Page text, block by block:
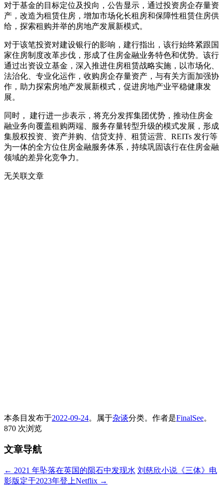
对于基金的目标定位及投向，公告显示，通过投资房企存量资
产，改造为租赁住房，增加市场化长租房和保障性租赁住房供
给，探索租购并举的房地产发展新模式。
对于该笔投资对建设银行的影响，建行指出，该行始终紧跟国
家住房制度改革步伐，形成了住房金融业务特色和优势。该行
通过出资设立基金，深入推进住房租赁战略实施，以市场化、
法治化、专业化运作，收购房企存量资产，与有关方面加强协
作，助力探索房地产发展新模式，促进房地产业平稳健康发
展。
同时， 建行进一步表示，将充分发挥集团优势，推动住房金
融业务向覆盖租购两端、服务存量转型升级的模式发展，形成
集股权投资、资产并购、信贷支持、租赁运营、REITs 发行等
为一体的全方位住房金融服务体系，持续巩固该行在住房金融
领域的差异化竞争力。
无关联文章
本条目发布于2022-09-24。属于杂谈分类。 作者是FinalSee。
870 次浏览
文章导航
← 2021 年坠落在英国的陨石中发现水 刘慈欣小说《三体》电
影版定于2023年登上Netflix →